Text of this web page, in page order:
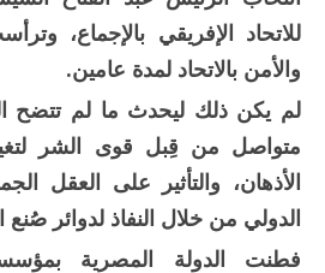
للاتحاد الإفريقي بالإجماع،
والأمن بالاتحاد لمدة عامين.
لم يكن ذلك ليحدث ما لم تتضح
متواصل من قِبل قوى الشر
الأذهان، والتأثير على العقل
الدولي من خلال النفاذ لدوائر صُنع
فطنت الدولة المصرية